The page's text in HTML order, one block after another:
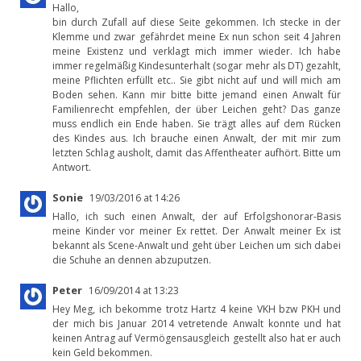
Hallo,
bin durch Zufall auf diese Seite gekommen. Ich stecke in der
Klemme und zwar gefährdet meine Ex nun schon seit 4 Jahren
meine Existenz und verklagt mich immer wieder. Ich habe
immer regelmäßig Kindesunterhalt (sogar mehr als DT) gezahlt,
meine Pflichten erfüllt etc.. Sie gibt nicht auf und will mich am
Boden sehen. Kann mir bitte bitte jemand einen Anwalt für
Familienrecht empfehlen, der über Leichen geht? Das ganze
muss endlich ein Ende haben. Sie trägt alles auf dem Rücken
des Kindes aus. Ich brauche einen Anwalt, der mit mir zum
letzten Schlag ausholt, damit das Affentheater aufhört. Bitte um
Antwort.
Sonie 19/03/2016 at 14:26
Hallo, ich such einen Anwalt, der auf Erfolgshonorar-Basis
meine Kinder vor meiner Ex rettet. Der Anwalt meiner Ex ist
bekannt als Scene-Anwalt und geht über Leichen um sich dabei
die Schuhe an dennen abzuputzen.
Peter 16/09/2014 at 13:23
Hey Meg, ich bekomme trotz Hartz 4 keine VKH bzw PKH und
der mich bis Januar 2014 vetretende Anwalt konnte und hat
keinen Antrag auf Vermögensausgleich gestellt also hat er auch
kein Geld bekommen.